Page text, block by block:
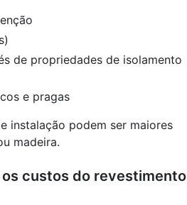
de propriedades de isolamento
e pragas
instalação podem ser maiores
madeira.
custos do revestimento